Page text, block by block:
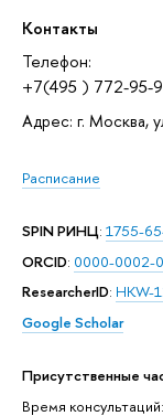
Контакты
Телефон:
+7(495 ) 772-95-
Адрес: г. Москва,
Расписание
SPIN РИНЦ: 1755-
ORCID: 0000-0002-
ResearcherID: HKW-
Google Scholar
Присутственные
Время